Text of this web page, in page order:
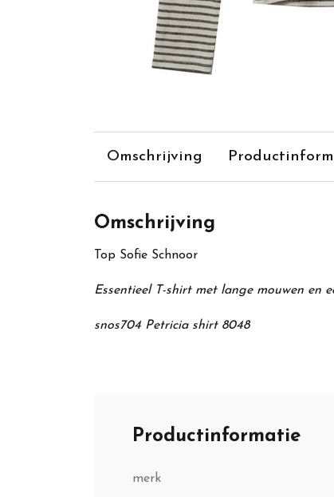
Omschrijving
Omschrijving
Top Sofie Schnoor
Essentieel T-shirt met lange mouwen en
snos704 Petricia shirt 8048
Productinformatie
merk